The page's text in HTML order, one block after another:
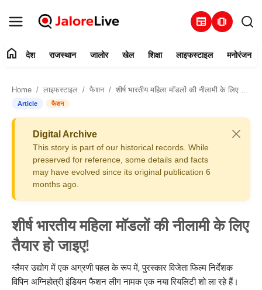
newspaper amp_stories
संपर्क करें
राजस्थान
खेल
शिक्षा
लाइफस्टाइल
home देश राजस्थान जालोर खेल शिक्षा लाइफस्टाइल मनोरंजन
Home लाइफस्टाइल फैशन शीर्ष भारतीय महिला मॉडलों की नीलामी के लिए तैयार हो जाइए!
Article फैशन
Digital Archive
This story is part of our historical records. While
preserved for reference, some details and facts
may have evolved since its original publication 6
months ago.
शीर्ष भारतीय महिला मॉडलों की नीलामी के लिए
तैयार हो जाइए!
ग्लैमर उद्योग में एक अग्रणी पहल के रूप में, पुरस्कार विजेता फिल्म निर्देशक
विपिन अग्निहोत्री इंडियन फैशन लीग नामक एक नया रियलिटी शो ला रहे हैं।